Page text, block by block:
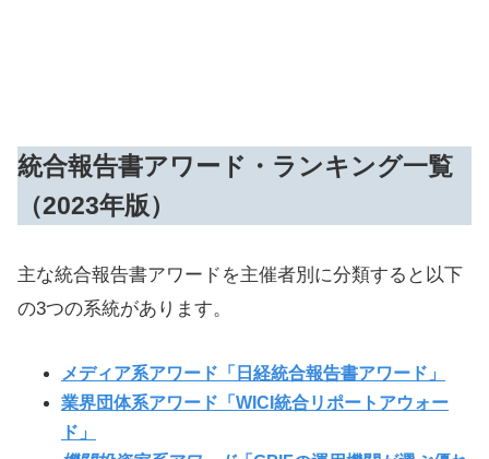
統合報告書アワード・ランキング一覧
（2023年版）
主な統合報告書アワードを主催者別に分類すると以下
の3つの系統があります。
メディア系アワード「日経統合報告書アワード」
業界団体系アワード「WICI統合リポートアウォー
ド」